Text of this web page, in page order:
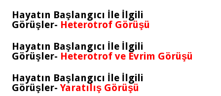
Hayatın Başlangıcı İle İlgili
Görüşler- Heterotrof Görüşü
Hayatın Başlangıcı İle İlgili
Görüşler- Heterotrof ve Evrim Görüşü
Hayatın Başlangıcı İle İlgili
Görüşler-Yaratılış Görüşü